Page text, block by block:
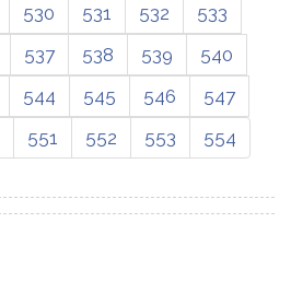
530 531 532
533
537 538 539
540
544 545 546
547
551 552 553 554